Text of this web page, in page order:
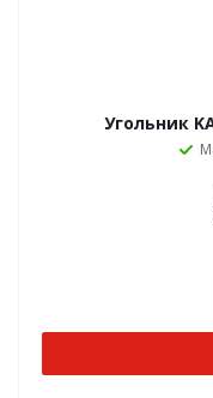
Угольник